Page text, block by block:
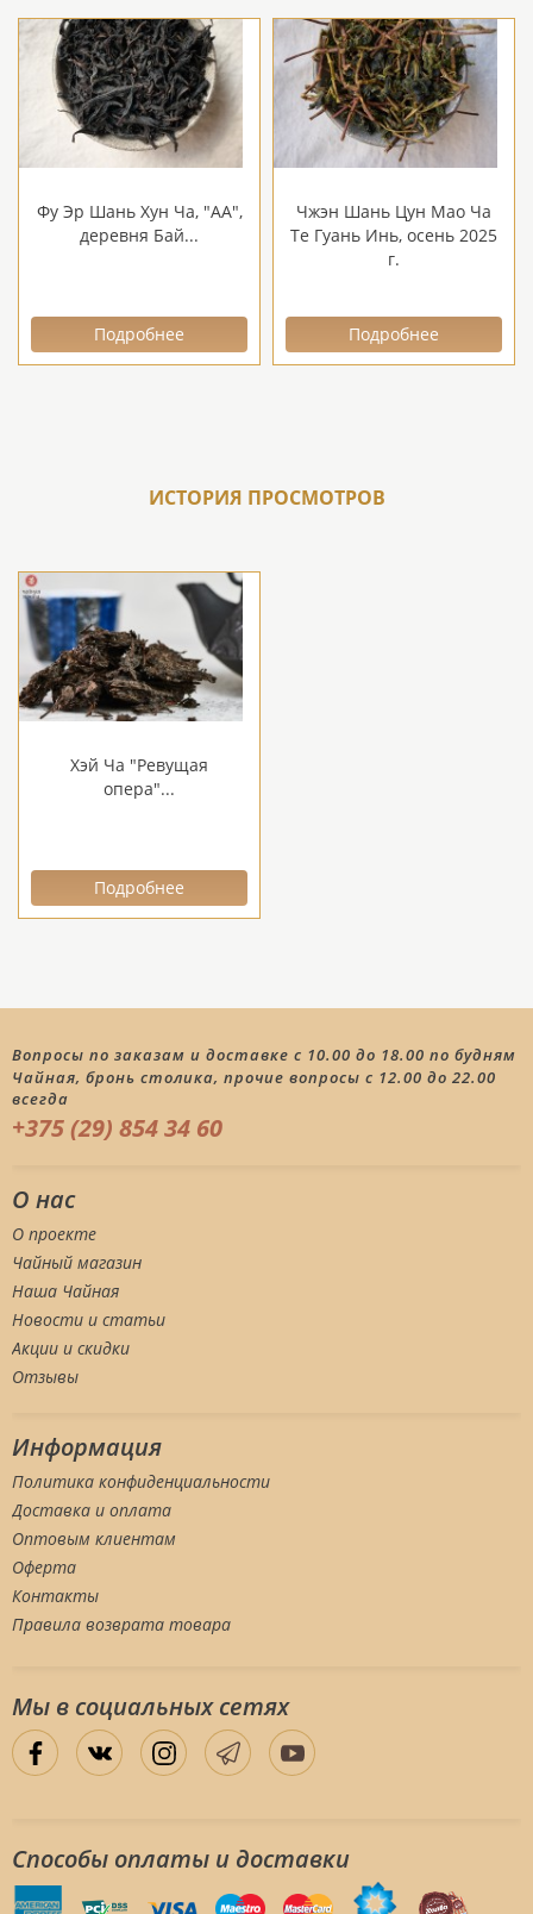
Фу Эр Шань Хун Ча, "АА",
деревня Бай...
Подробнее
Чжэн Шань Цун Мао Ча
Те Гуань Инь, осень 2025
г.
Подробнее
ИСТОРИЯ ПРОСМОТРОВ
Хэй Ча "Ревущая
опера"...
Подробнее
Вопросы по заказам и доставке с 10.00 до 18.00 по будням
Чайная, бронь столика, прочие вопросы с 12.00 до 22.00
всегда
+375 (29) 854 34 60
О нас
О проекте
Чайный магазин
Наша Чайная
Новости и статьи
Акции и скидки
Отзывы
Информация
Политика конфиденциальности
Доставка и оплата
Оптовым клиентам
Оферта
Контакты
Правила возврата товара
Мы в социальных сетяx
Способы оплаты и доставки